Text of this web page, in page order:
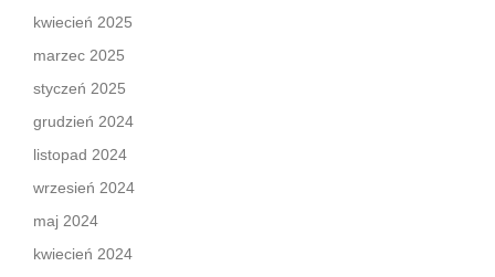
kwiecień 2025
marzec 2025
styczeń 2025
grudzień 2024
listopad 2024
wrzesień 2024
maj 2024
kwiecień 2024